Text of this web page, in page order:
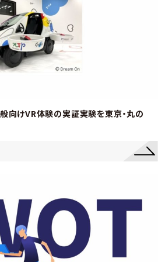
けVR体験の実証実験を東京・丸の